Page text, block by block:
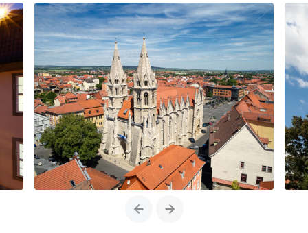
PreviousNext